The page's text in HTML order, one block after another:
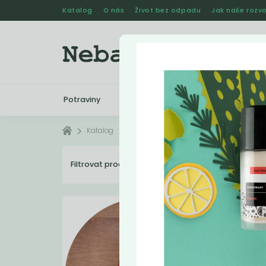
Katalog O nás Život bez odpadu Jak naše
Potraviny Kosmetika
Katalog
Filtrovat produkty 4